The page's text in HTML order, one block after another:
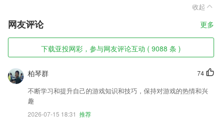
收起
网友评论 更多
下载亚投网彩，参与网友评论互动 ( 9088 条 )
74
柏琴群
不断学习和提升自己的游戏知识和技巧，保持对游戏的热情和兴
趣
2026-07-15 18:31 推荐